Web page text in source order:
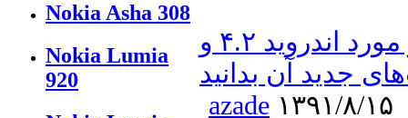
Nokia Asha 308
Nokia Lumia
920
تمام چیزهایی که باید در مورد اندروید ۴.۲ و
جدید آن بدانید
azade ۱۳۹۱/۸/۱۵